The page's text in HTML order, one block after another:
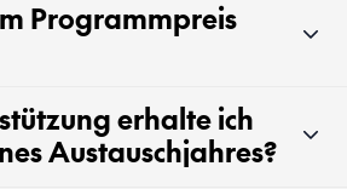
Programmpreis
erhalte ich
Austauschjahres?